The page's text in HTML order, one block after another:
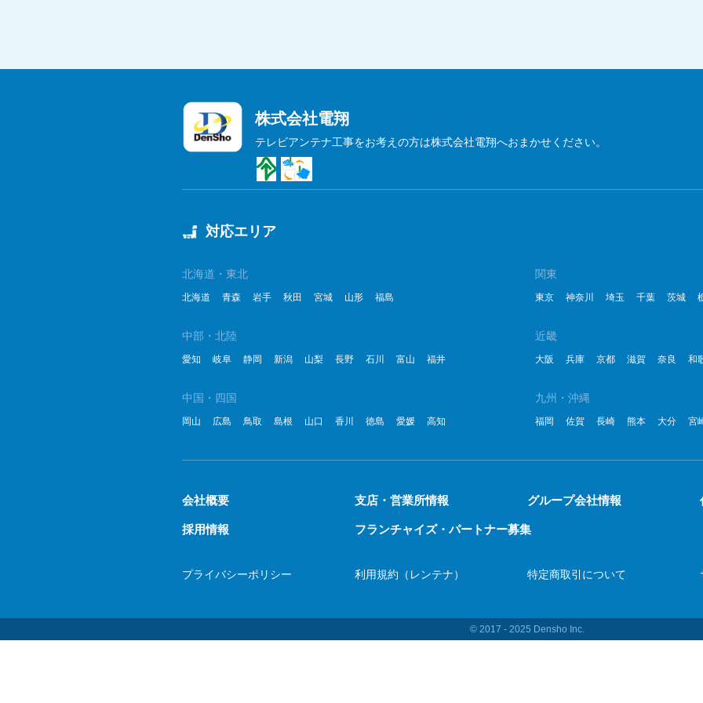
株式会社電翔
テレビアンテナ工事をお考えの方は株式会社電翔へおまかせください。
対応エリア
北海道・東北
北海道 青森 岩手 秋田 宮城 山形 福島
関東
東京 神奈川 埼玉 千葉 茨城
中部・北陸
愛知 岐阜 静岡 新潟 山梨 長野 石川 富山 福井
近畿
大阪 兵庫 京都 滋賀 奈良 和
中国・四国
岡山 広島 鳥取 島根 山口 香川 徳島 愛媛 高知
九州・沖縄
福岡 佐賀 長崎 熊本 大分 宮
会社概要 支店・営業所情報 グループ会社情報
採用情報 フランチャイズ・パートナー募集
プライバシーポリシー 利用規約（レンテナ） 特定商取引について
© 2017 ‐ 2025 Densho Inc.